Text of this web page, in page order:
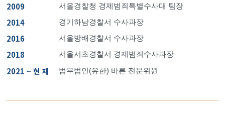
2009 서울경찰청 경제범죄특별수사대 팀장
2014 경기하남경찰서 수사과장
2016 서울방배경찰서 수사과장
2018 서울서초경찰서 경제범죄수사과장
2021 ~ 현 재 법무법인(유한) 바른 전문위원